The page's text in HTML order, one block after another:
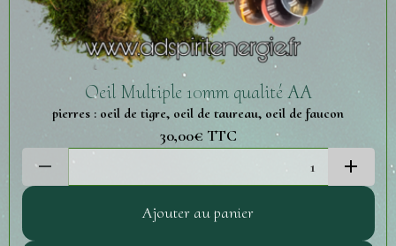
Oeil Multiple 10mm qualité AA
pierres : oeil de tigre, oeil de taureau, oeil de faucon
30,00€ TTC
Ajouter au panier